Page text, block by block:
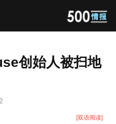
创始人被扫地
[双语阅读]